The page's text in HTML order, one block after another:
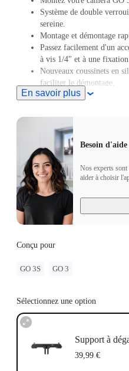
Système de double
sereine.
Montage et démontage
Passez facilement d'un
à vis 1/4" et à une fixation
Nouveaux coussinets en
faciliter le démontage.
En savoir plus
Besoin
Nos experts
aider à choisir
Conçu pour
GO 3S GO 3
Sélectionnez une option
Support à
39,99 €